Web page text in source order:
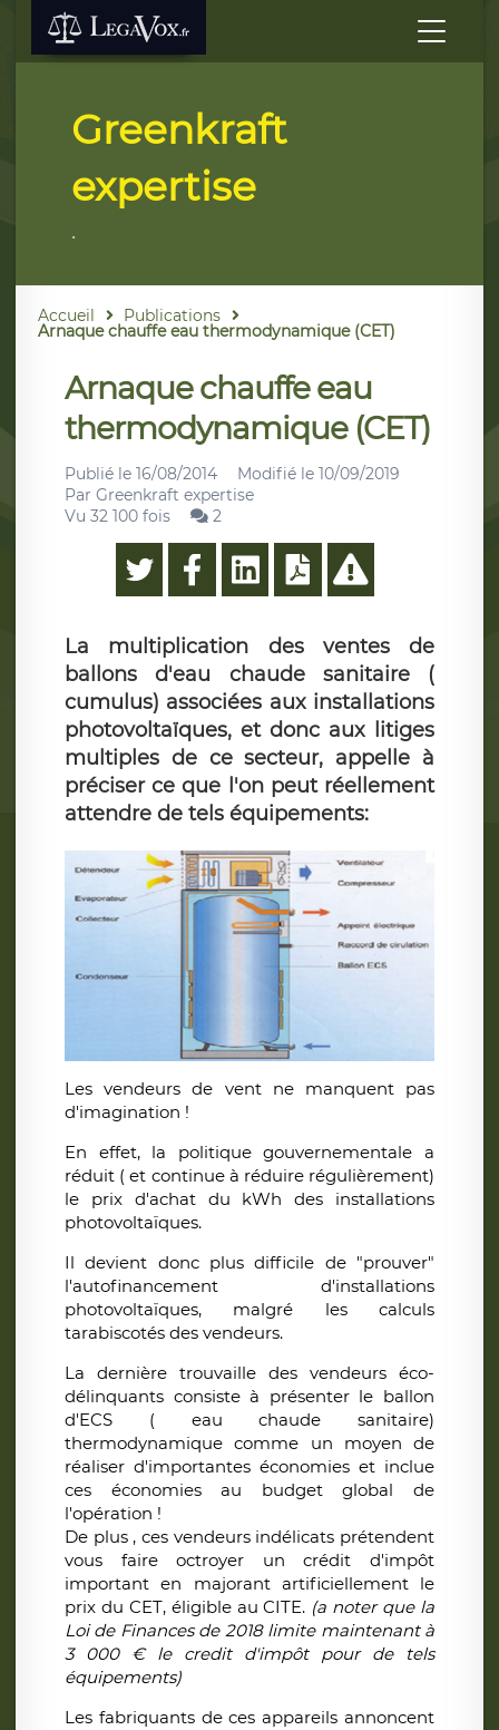
Greenkraft
expertise
.
Accueil Publications
Arnaque chauffe eau thermodynamique (CET)
Arnaque chauffe eau
thermodynamique (CET)
Publié le 16/08/2014 Modifié le 10/09/2019
Par Greenkraft expertise
Vu 32 100 fois
2
La multiplication des ventes de
ballons d'eau chaude sanitaire (
cumulus) associées aux installations
photovoltaïques, et donc aux litiges
multiples de ce secteur, appelle à
préciser ce que l'on peut réellement
attendre de tels équipements:
Les vendeurs de vent ne manquent pas
d'imagination !
En effet, la politique gouvernementale a
réduit ( et continue à réduire régulièrement)
le prix d'achat du kWh des installations
photovoltaïques.
Il devient donc plus difficile de "prouver"
l'autofinancement d'installations
photovoltaïques, malgré les calculs
tarabiscotés des vendeurs.
La dernière trouvaille des vendeurs éco-
délinquants consiste à présenter le ballon
d'ECS ( eau chaude sanitaire)
thermodynamique comme un moyen de
réaliser d'importantes économies et inclue
ces économies au budget global de
l'opération !
De plus , ces vendeurs indélicats prétendent
vous faire octroyer un crédit d'impôt
important en majorant artificiellement le
prix du CET, éligible au CITE. (a noter que la
Loi de Finances de 2018 limite maintenant à
3 000 € le credit d'impôt pour de tels
équipements)
Les fabriquants de ces appareils annoncent